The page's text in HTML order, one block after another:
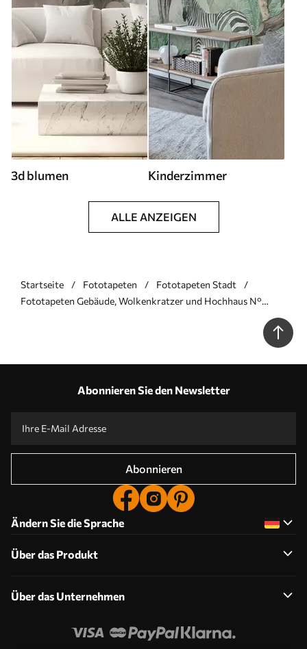
3d blumen Kinderzimmer
ALLE ANZEIGEN
Startseite Fototapeten
Fototapeten Stadt
Fototapeten Gebäude, Wolkenkratzer und Hochhaus N°
Abonnieren Sie den Newsletter
Abonnieren
Ändern Sie die Sprache
Über das Produkt
Über das Unternehmen